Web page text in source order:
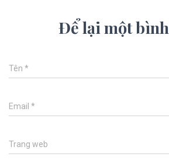
Để lại một
Tên *
Email *
Trang web